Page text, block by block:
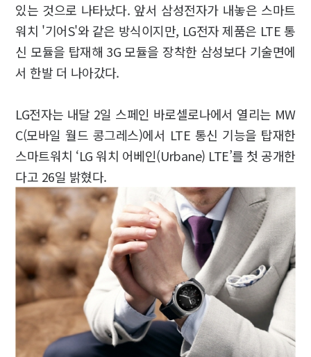
있는 것으로 나타났다. 앞서 삼성전자가 내놓은 스마트
워치 '기어S'와 같은 방식이지만, LG전자 제품은 LTE 통
신 모듈을 탑재해 3G 모듈을 장착한 삼성보다 기술면에
서 한발 더 나아갔다.
LG전자는 내달 2일 스페인 바로셀로나에서 열리는 MW
C(모바일 월드 콩그레스)에서 LTE 통신 기능을 탑재한
스마트워치 ‘LG 워치 어베인(Urbane) LTE’를 첫 공개한
다고 26일 밝혔다.